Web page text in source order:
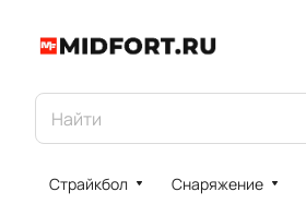
Страйкбол Снаряжение